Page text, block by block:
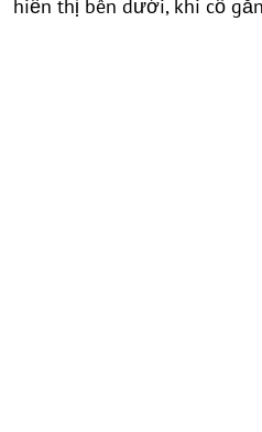
hiển thị bên dưới, khi cố